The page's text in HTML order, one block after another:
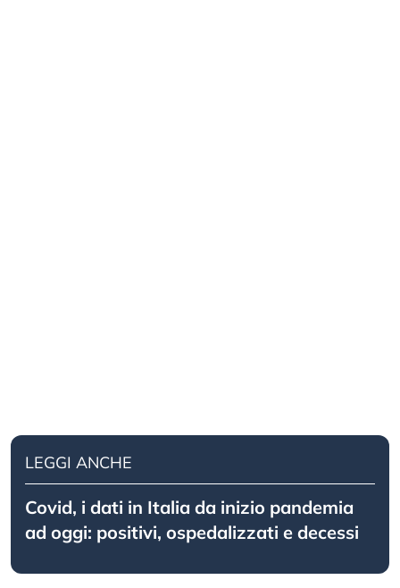
LEGGI ANCHE
Covid, i dati in Italia da inizio pandemia
ad oggi: positivi, ospedalizzati e decessi